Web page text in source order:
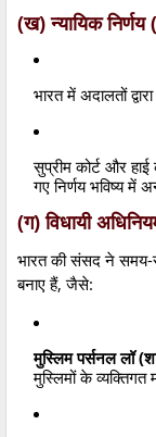
(ख) न्यायिक
भारत में अदालतों
सुप्रीम कोर्ट और हाई
गए निर्णय भविष्य में
(ग) विधायी
भारत की संसद ने समय-
बनाए हैं, जैसे:
मुस्लिम पर्सनल लॉ
मुस्लिमों के व्यक्तिगत